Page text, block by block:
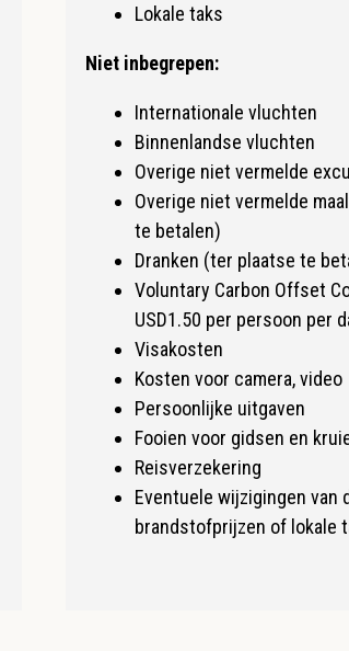
Lokale taks
Niet inbegrepen:
Internationale vluchten
Binnenlandse vluchten
Overige niet vermelde
Overige niet vermelde
te betalen)
Dranken (ter plaatse te
Voluntary Carbon Offset
USD1.50 per persoon per
Visakosten
Kosten voor camera, video
Persoonlijke uitgaven
Fooien voor gidsen en
Reisverzekering
Eventuele wijzigingen van
brandstofprijzen of lokale